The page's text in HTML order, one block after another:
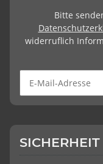
Bitte
widerruflich
SICHERHEIT